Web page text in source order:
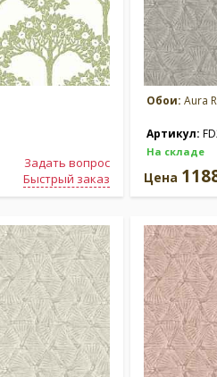
Задать вопрос
Быстрый заказ
Обои: Aura
Артикул:
На складе
Цена